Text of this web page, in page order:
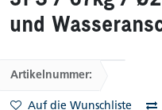
und
Artikelnummer:
Auf die Wunschliste